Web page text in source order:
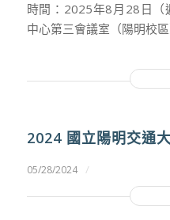
時間：2025年8月28日（
中心第三會議室（陽明校
2024 國立陽明交通
05/28/2024 /